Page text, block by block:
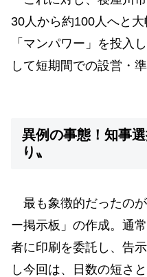
30人から約100人へと
「マンパワー」を投入
して短期間での設営・
異例の事態！知事
り〟
最も象徴的だったの
ー掲示板」の作成。通
者に印刷を委託し、告
し今回は、日数の短さ